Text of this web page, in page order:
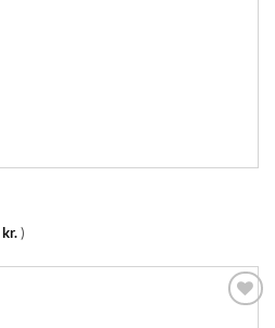
kr.)